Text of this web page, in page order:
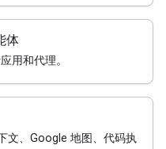
体
用和代理。
文、Google 地图、代码执